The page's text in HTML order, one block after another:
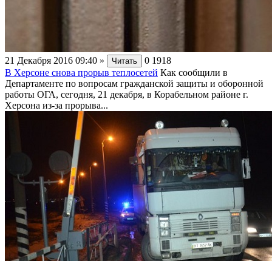
21 Декабря 2016 09:40 » Читать 0 1918
В Херсоне снова прорыв теплосетей Как сообщили в
Департаменте по вопросам гражданской защиты и оборонной
работы ОГА, сегодня, 21 декабря, в Корабельном районе г.
Херсона из-за прорыва...